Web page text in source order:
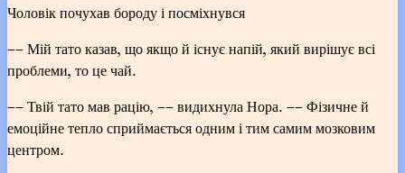
Чоловік почухав бороду і посміхнувся
–– Мій тато казав, що якщо й існує напій, який вирішує всі
проблеми, то це чай.
–– Твій тато мав рацію, –– видихнула Нора. –– Фізичне й
емоційне тепло сприймається одним і тим самим мозковим
центром.